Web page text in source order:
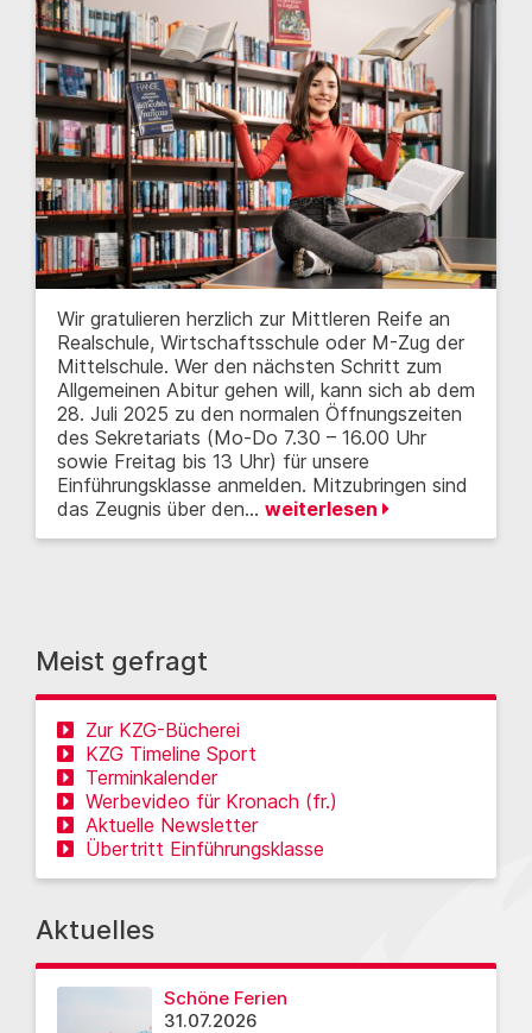
Wir gratulieren herzlich zur Mittleren Reife an
Realschule, Wirtschaftsschule oder M-Zug der
Mittelschule. Wer den nächsten Schritt zum
Allgemeinen Abitur gehen will, kann sich ab dem
28. Juli 2025 zu den normalen Öffnungszeiten
des Sekretariats (Mo-Do 7.30 – 16.00 Uhr
sowie Freitag bis 13 Uhr) für unsere
Einführungsklasse anmelden. Mitzubringen sind
das Zeugnis über den… weiterlesen
Meist gefragt
Zur KZG-Bücherei
KZG Timeline Sport
Terminkalender
Werbevideo für Kronach (fr.)
Aktuelle Newsletter
Übertritt Einführungsklasse
Aktuelles
Schöne Ferien
31.07.2026